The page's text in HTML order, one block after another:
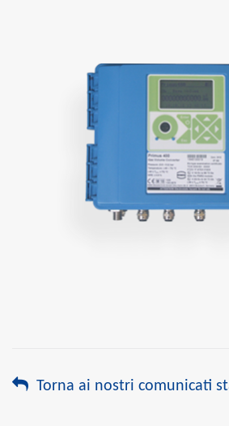
Torna ai nostri comunicati